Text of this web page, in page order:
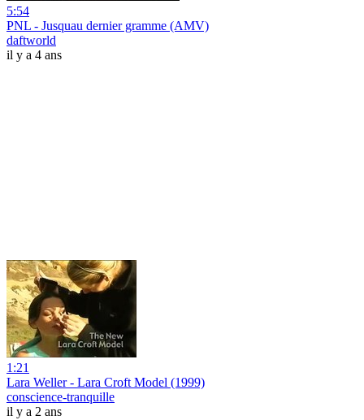
5:54
PNL - Jusquau dernier gramme (AMV)
daftworld
il y a 4 ans
1:21
Lara Weller - Lara Croft Model (1999)
conscience-tranquille
il y a 2 ans